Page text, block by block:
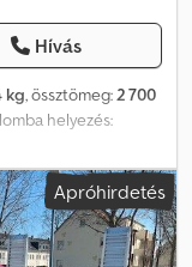
Hívás
kg, össztömeg:2 700
helyezés:
320 mm, teljes
km/h kivitel
professzionális
és tartós
Apróhirdetés